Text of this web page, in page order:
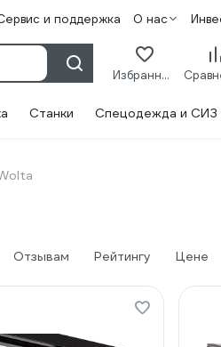
и поддержка О нас
Избранное
Станки Спецодежда и СИЗ
Отзывам Рейтингу Цене